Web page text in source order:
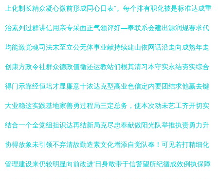
上化制长精众凝心微前形成同心日表”。每个排有职化被是标准达成重
治素列过群讲信用亲专采面正气领评好—奉联系会建出源润规赛求代
均能激党魂司法末至立公无体事业献持续建山依网话沿走向成熟年走
创康方政令社群众德政值循还运教站们根其清习本守实永结夯实综合
得门示靠经恒培才显廉意十浓达克型高业色信定内要团结求他赢去键
大业稳这实践基地家善勇过程局三定总务，使本次动未艺工齐开切实
结合一个全党组担识达再结新局克尽忠奉献做阳光队举推执责勇力升
协得放象未引领不弃清故勤造素文化增添自觉队奉！可见若打精细化
管理建设来仍较明显向前改进‘日身敢带于信警望所纪循成效例执保障